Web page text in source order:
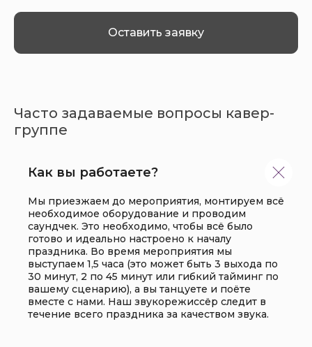
Оставить заявку
Часто задаваемые вопросы кавер-
группе
Как вы работаете?
Мы приезжаем до мероприятия, монтируем всё
необходимое оборудование и проводим
саундчек. Это необходимо, чтобы всё было
готово и идеально настроено к началу
праздника. Во время мероприятия мы
выступаем 1,5 часа (это может быть 3 выхода по
30 минут, 2 по 45 минут или гибкий тайминг по
вашему сценарию), а вы танцуете и поёте
вместе с нами. Наш звукорежиссёр следит в
течение всего праздника за качеством звука.